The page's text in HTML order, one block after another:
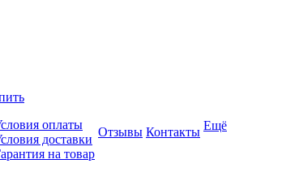
оплаты
доставки
на товар
Отзывы Контакты Ещё